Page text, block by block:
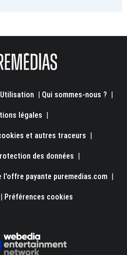
| Qui sommes-nous ? |
légales |
et autres traceurs |
des données |
l'offre payante puremedias.com |
| Préférences cookies